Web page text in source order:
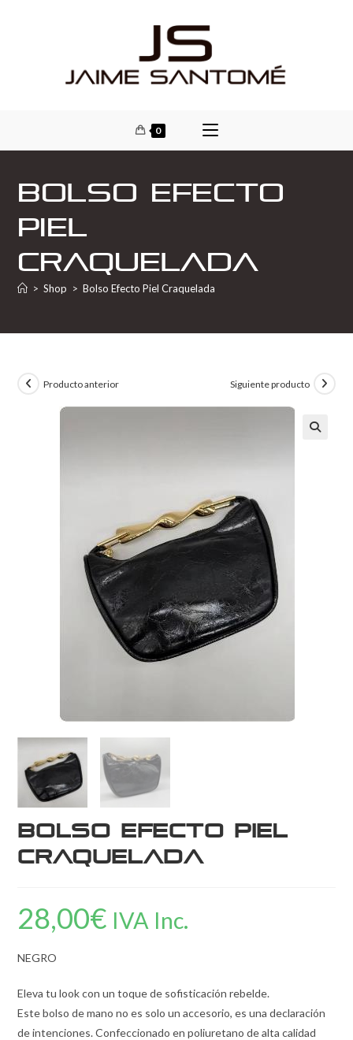
0
Bolso Efecto
Piel
Craquelada
> Shop > Bolso Efecto Piel Craquelada
Producto anterior Siguiente producto
Bolso Efecto Piel
Craquelada
28,00€ IVA Inc.
NEGRO
Eleva tu look con un toque de sofisticación rebelde.
Este bolso de mano no es solo un accesorio, es una declaración
de intenciones. Confeccionado en poliuretano de alta calidad